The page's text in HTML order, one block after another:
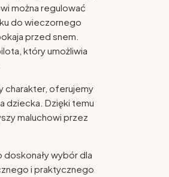
można regulować
do wieczornego
przed snem.
który umożliwia
charakter, oferujemy
dziecka. Dzięki temu
maluchowi przez
doskonały wybór dla
i praktycznego